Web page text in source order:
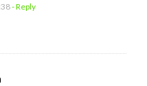
- Reply